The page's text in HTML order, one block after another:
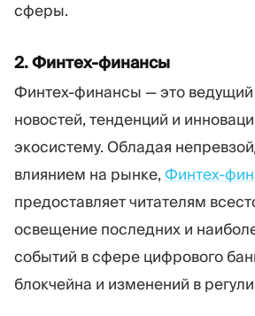
сферы.
2. Финтех-финансы
Финтех-финансы — это ведущий
новостей, тенденций и
экосистему. Обладая
влиянием на рынке, Финтех-
предоставляет читателям
освещение последних и
событий в сфере цифрового
блокчейна и изменений в